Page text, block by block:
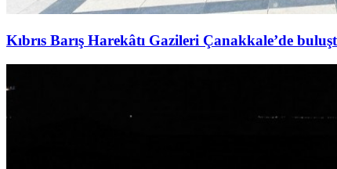
Kıbrıs Barış Harekâtı Gazileri Çanakkale’de